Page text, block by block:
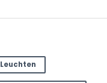
Leuchten